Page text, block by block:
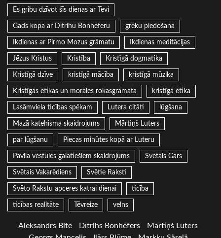
Es gribu dzīvot šīs dienas ar Tevi
Gads kopa ar Dītrihu Bonhēferu grēku piedošana
Ikdienas ar Pirmo Mozus grāmatu Ikdienas meditācijas
Jēzus Kristus Kristība Kristīgā dogmatika
Kristīgā dzīve kristīgā mācība kristīgā mūzika
Kristīgās ētikas un morāles rokasgrāmata kristīgā ētika
Lasāmviela ticības spēkam Lutera citāti lūgšana
Mazā katehisma skaidrojums Mārtiņš Luters
par lūgšanu Piecas minūtes kopā ar Luteru
Pāvila vēstules galatiešiem skaidrojums Svētais Gars
Svētais Vakarēdiens Svētie Raksti
Svēto Rakstu apceres katrai dienai ticība
ticības realitāte Tēvreize velns
Aleksandrs Bite Dītrihs Bonhēfers
Mārtiņš Luters